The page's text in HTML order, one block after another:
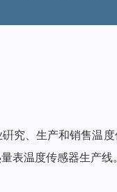
究、生产和销售温
表温度传感器生产